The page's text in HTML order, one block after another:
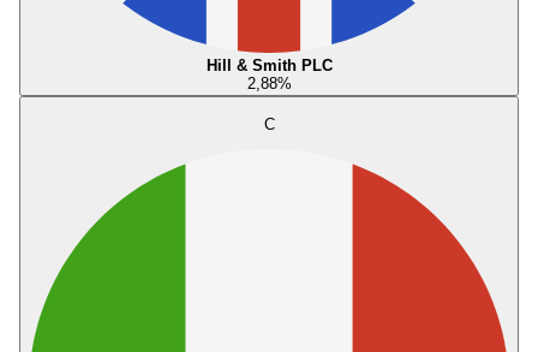
Hill & Smith PLC
2,88%
C